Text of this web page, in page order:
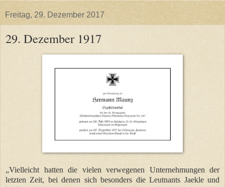
Freitag, 29. Dezember 2017
29. Dezember 1917
„Vielleicht hatten die vielen verwegenen Unternehmungen der
letzten Zeit, bei denen sich besonders die Leutnants Jaekle und